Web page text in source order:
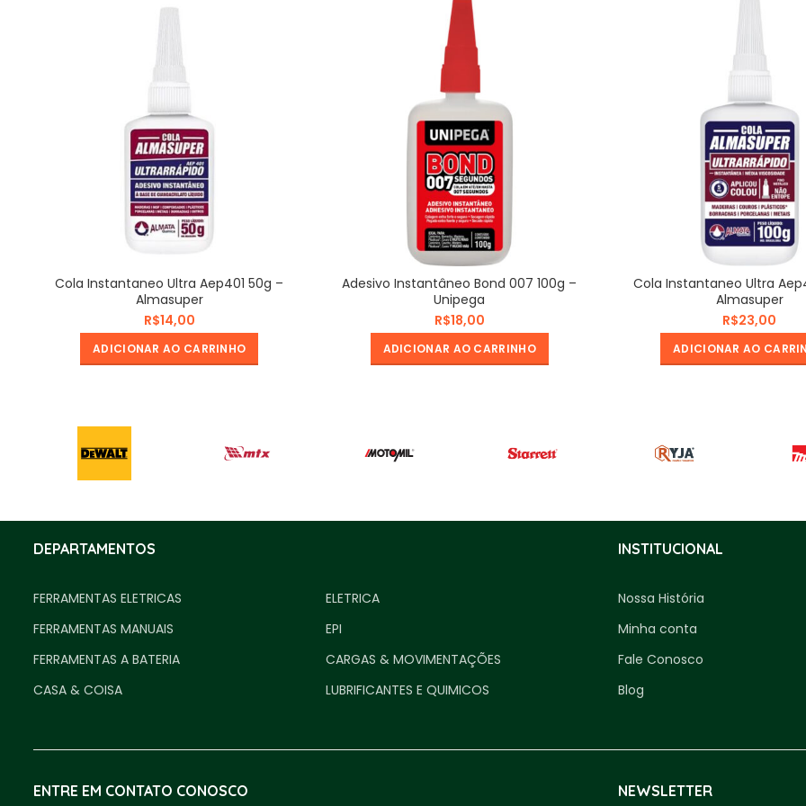
Cola Instantaneo Ultra Aep401 50g –
Almasuper
R$
ADICIONAR AO CARRINHO
Adesivo Instantâneo Bond 007 100g –
Unipega
R$
ADICIONAR AO CARRINHO
Cola Instantaneo Ultra
Almasuper
R$
ADICIONAR AO
DEPARTAMENTOS
FERRAMENTAS ELETRICAS
FERRAMENTAS MANUAIS
FERRAMENTAS A BATERIA
CASA & COISA
ELETRICA
EPI
CARGAS & MOVIMENTAÇÕES
LUBRIFICANTES E QUIMICOS
INSTITUCIONAL
Nossa História
Minha conta
Fale Conosco
Blog
ENTRE EM CONTATO CONOSCO NEWSLETTER